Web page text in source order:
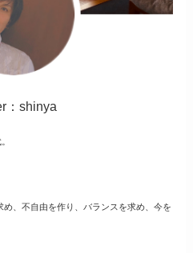
：shinya
、不自由を作り、バランスを求め、今を